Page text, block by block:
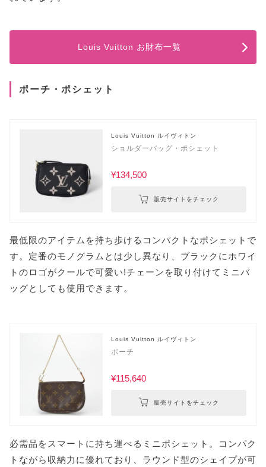
Louis Vuitton お財布一覧
ポーチ・ポシェット
Louis Vuitton ルイヴィトン
ショルダーバッグ・ポシェット
¥134,500
販売サイトをチェック
最低限のアイテムを持ち歩けるコンパクトなポシェットで
す。定番のモノグラムとは少し異なり、ブラックにホワイ
トのロゴがクールで可愛い!チェーンを取り付けてミニバ
ッグとしても使用できます。
Louis Vuitton ルイヴィトン
ポーチ
¥115,640
販売サイトをチェック
必需品をスマートに持ち運べるミニポシェット。コンパク
トながら収納力に優れており、ラウンド型のシェイプが可